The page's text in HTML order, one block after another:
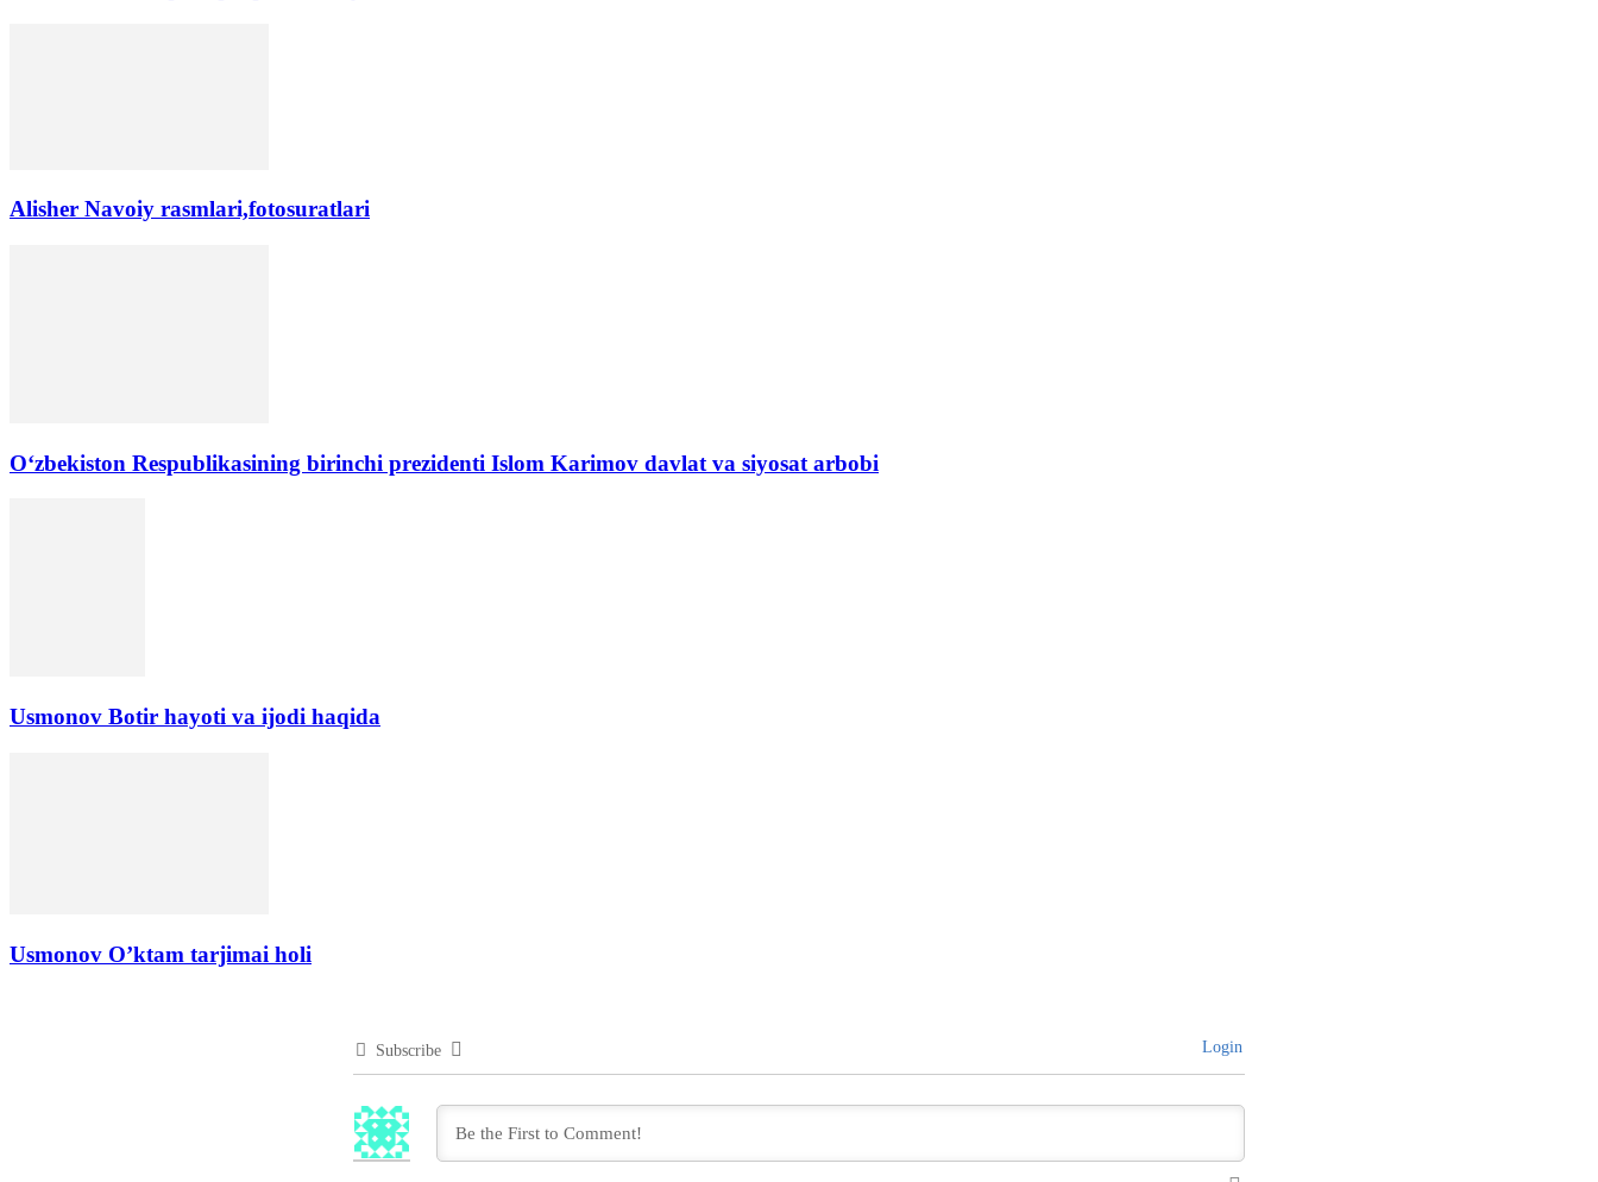
Alisher Navoiy rasmlari,fotosuratlari
Oʻzbekiston Respublikasining birinchi prezidenti Islom Karimov davlat va siyosat arbobi
Usmonov Botir hayoti va ijodi haqida
Usmonov O’ktam tarjimai holi
Subscribe Login